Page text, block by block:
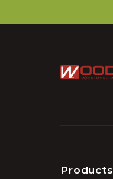
Products